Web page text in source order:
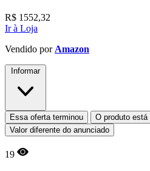
R$ 1552,32
Ir à Loja
Vendido por Amazon
Informar
Essa oferta terminou
O produto está
Valor diferente do anunciado
19